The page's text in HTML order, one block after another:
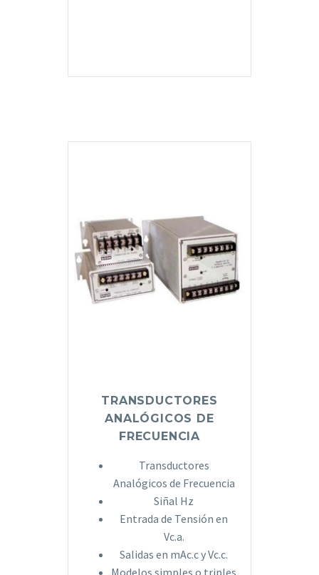
TRANSDUCTORES
ANALÓGICOS DE
FRECUENCIA
Transductores
Analógicos de Frecuencia
Siñal Hz
Entrada de Tensión en
Vc.a.
Salidas en mAc.c y Vc.c.
Modelos simples o triples